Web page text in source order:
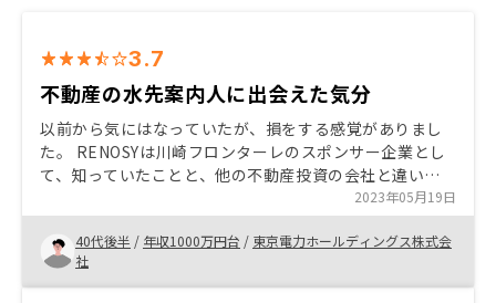
3.7
不動産の水先案内人に出会えた気分
以前から気にはなっていたが、損をする感覚がありまし
た。 RENOSYは川崎フロンターレのスポンサー企業とし
て、知っていたことと、他の不動産投資の会社と違い先
進的なイメージがあり、ラインの広告でAmazonのおま
けも後押し（笑）となり、話を聞くことにしました。 ご
担当の方は、はじめに不動産投資の話をせず、世間話だ
けをしてくれました。営業の定石とはいえなかなかそれ
を実行できる営業マンは、いないため、ご本人の努力と
2023年05月19日
40代後半 / 年収1000万円台 / 東京電力ホールディングス株式会
社